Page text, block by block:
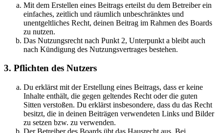
Mit dem Erstellen eines Beitrags erteilst du dem Betreiber ein
einfaches, zeitlich und räumlich unbeschränktes und
unentgeltliches Recht, deinen Beitrag im Rahmen des Boards
zu nutzen.
Das Nutzungsrecht nach Punkt 2, Unterpunkt a bleibt auch
nach Kündigung des Nutzungsvertrages bestehen.
3. Pflichten des Nutzers
Du erklärst mit der Erstellung eines Beitrags, dass er keine
Inhalte enthält, die gegen geltendes Recht oder die guten
Sitten verstoßen. Du erklärst insbesondere, dass du das Recht
besitzt, die in deinen Beiträgen verwendeten Links und Bilder
zu setzen bzw. zu verwenden.
Der Betreiber des Boards übt das Hausrecht aus. Bei